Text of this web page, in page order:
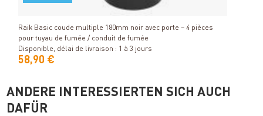
Détails
Raik Basic coude multiple 180mm noir avec porte – 4 pièces
pour tuyau de fumée / conduit de fumée
Disponible, délai de livraison : 1 à 3 jours
58,90 €
ANDERE INTERESSIERTEN SICH AUCH
DAFÜR